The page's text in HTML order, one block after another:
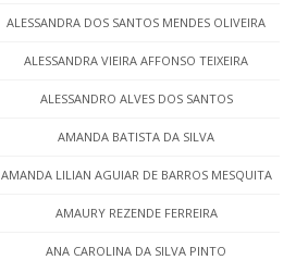
ALESSANDRA DOS SANTOS MENDES OLIVEIRA
ALESSANDRA VIEIRA AFFONSO TEIXEIRA
ALESSANDRO ALVES DOS SANTOS
AMANDA BATISTA DA SILVA
AMANDA LILIAN AGUIAR DE BARROS MESQUITA
AMAURY REZENDE FERREIRA
ANA CAROLINA DA SILVA PINTO